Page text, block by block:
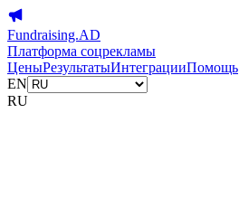
Fundraising.AD
Платформа соцрекламы
ЦеныРезультатыИнтеграцииПомощь
EN
RU